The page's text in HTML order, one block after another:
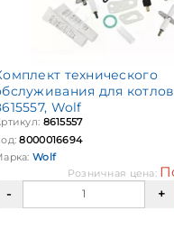
технического
для котлов
Wolf
8615557
8000016694
Wolf
Розничная цена: